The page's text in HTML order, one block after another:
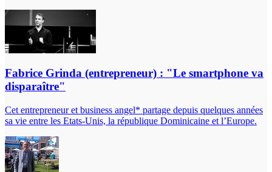
Fabrice Grinda (entrepreneur) : "Le smartphone va
disparaître"
Cet entrepreneur et business angel* partage depuis quelques années
sa vie entre les Etats-Unis, la république Dominicaine et l’Europe.